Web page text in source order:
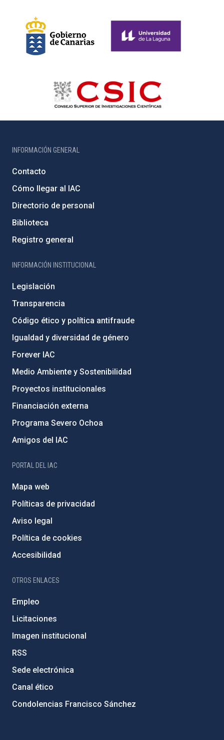
INFORMACIÓN GENERAL
Contacto
Cómo llegar al IAC
Directorio de personal
Biblioteca
Registro general
INFORMACIÓN INSTITUCIONAL
Legislación
Transparencia
Código ético y política antifraude
Igualdad y diversidad de género
Forever IAC
Medio Ambiente y Sostenibilidad
Proyectos institucionales
Financiación externa
Programa Severo Ochoa
Amigos del IAC
PORTAL DEL IAC
Mapa web
Políticas de privacidad
Aviso legal
Política de cookies
Accesibilidad
OTROS ENLACES
Empleo
Licitaciones
Imagen institucional
RSS
Sede electrónica
Canal ético
Condolencias Francisco Sánchez